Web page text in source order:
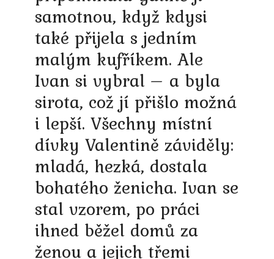
samotnou, když kdysi
také přijela s jedním
malým kufříkem. Ale
Ivan si vybral – a byla
sirota, což jí přišlo možná
i lepší. Všechny místní
dívky Valentině záviděly:
mladá, hezká, dostala
bohatého ženicha. Ivan se
stal vzorem, po práci
ihned běžel domů za
ženou a jejich třemi